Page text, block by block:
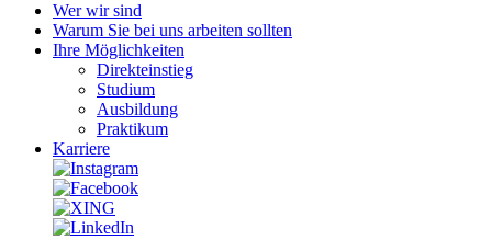
Wer wir sind
Warum Sie bei uns arbeiten sollten
Ihre Möglichkeiten
Direkteinstieg
Studium
Ausbildung
Praktikum
Karriere